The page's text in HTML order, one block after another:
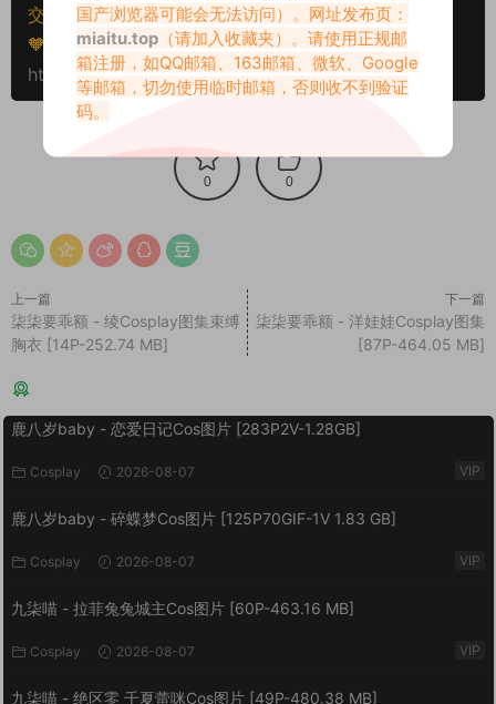
交工单处理。
🧡转载请注明出处！原文链接：
https://www.miaitu.net/78983.html
0 0
上一篇
柒柒要乖额 - 绫Cosplay图集束缚
胸衣 [14P-252.74 MB]
下一篇
柒柒要乖额 - 洋娃娃Cosplay图集
[87P-464.05 MB]
鹿八岁baby - 恋爱日记Cos图片 [283P2V-1.28GB]
Cosplay 2026-08-07 VIP
鹿八岁baby - 碎蝶梦Cos图片 [125P70GIF-1V 1.83 GB]
Cosplay 2026-08-07 VIP
九柒喵 - 拉菲兔兔城主Cos图片 [60P-463.16 MB]
Cosplay 2026-08-07 VIP
九柒喵 - 绝区零 千夏蕾咪Cos图片 [49P-480.38 MB]
国产浏览器可能会无法访问）。网址发布页：
miaitu.top （请加入收藏夹）。请使用正规邮
箱注册，如QQ邮箱、163邮箱、微软、Google
等邮箱，切勿使用临时邮箱，否则收不到验证
码。